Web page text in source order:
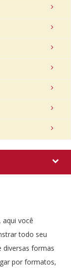
aqui você
todo seu
diversas formas
por formatos,